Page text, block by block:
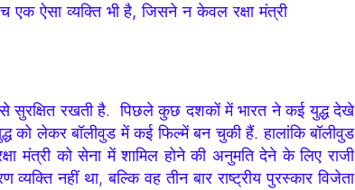
ऐसा व्यक्ति भी है, जिसने न केवल रक्षा मंत्री
सुरक्षित रखती है. पिछले कुछ दशकों में भारत ने कई युद्ध देखे
को लेकर बॉलीवुड में कई फिल्में बन चुकी हैं. हालांकि बॉलीवुड
मंत्री को सेना में शामिल होने की अनुमति देने के लिए राजी
व्यक्ति नहीं था, बल्कि वह तीन बार राष्ट्रीय पुरस्कार विजेता